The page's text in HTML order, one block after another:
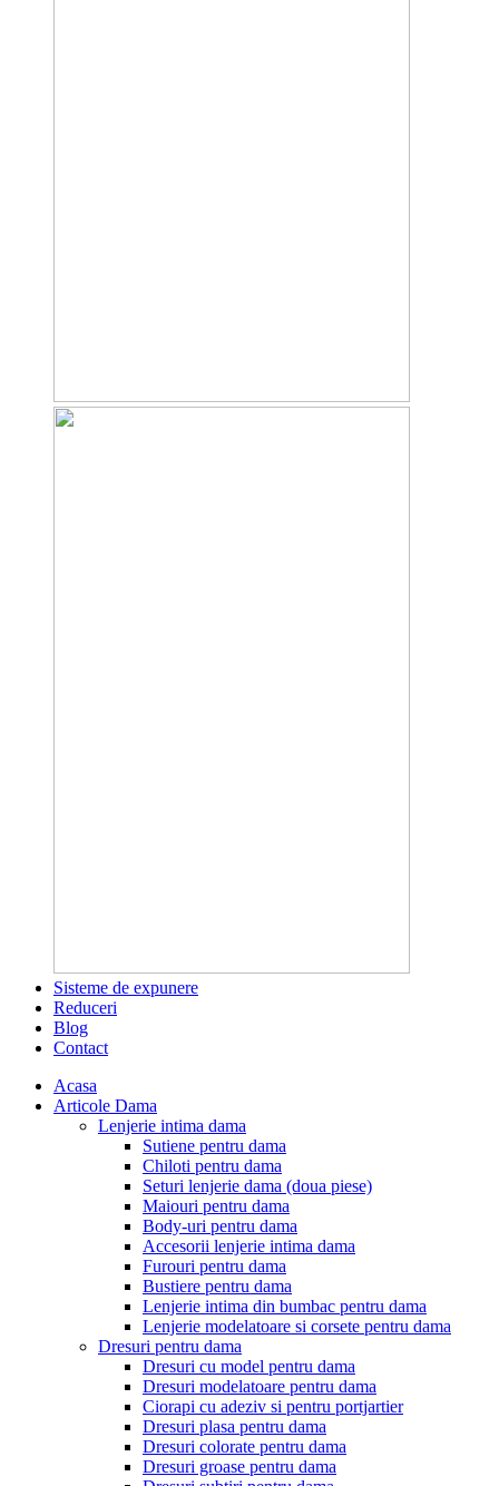
Sisteme de expunere
Reduceri
Blog
Contact
Acasa
Articole Dama
Lenjerie intima dama
Sutiene pentru dama
Chiloti pentru dama
Seturi lenjerie dama (doua piese)
Maiouri pentru dama
Body-uri pentru dama
Accesorii lenjerie intima dama
Furouri pentru dama
Bustiere pentru dama
Lenjerie intima din bumbac pentru dama
Lenjerie modelatoare si corsete pentru dama
Dresuri pentru dama
Dresuri cu model pentru dama
Dresuri modelatoare pentru dama
Ciorapi cu adeziv si pentru portjartier
Dresuri plasa pentru dama
Dresuri colorate pentru dama
Dresuri groase pentru dama